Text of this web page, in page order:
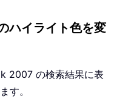
ハイライト色を変
2007 の検索結果に表
す。